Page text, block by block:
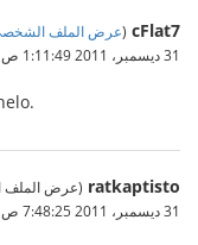
cFlat7
(عرض الملف
31 ديسمبر، 2011 1:11:49 ص
ratkaptisto (عرض
31 ديسمبر، 2011 7:48:25 ص